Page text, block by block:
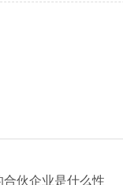
伙企业是什么性